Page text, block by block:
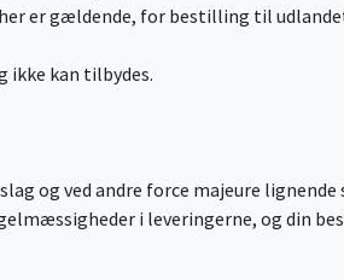
er gældende, for bestilling til
ikke kan tilbydes.
og ved andre force majeure
i leveringerne, og din